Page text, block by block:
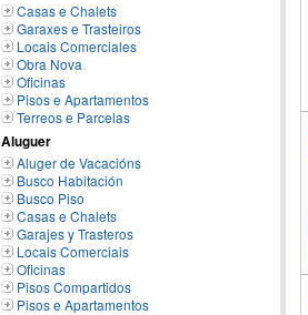
Casas e Chalets
Garaxes e Trasteiros
Locais Comerciales
Obra Nova
Oficinas
Pisos e Apartamentos
Terreos e Parcelas
Aluguer
Aluger de Vacacións
Busco Habitación
Busco Piso
Casas e Chalets
Garajes y Trasteros
Locais Comerciais
Oficinas
Pisos Compartidos
Pisos e Apartamentos